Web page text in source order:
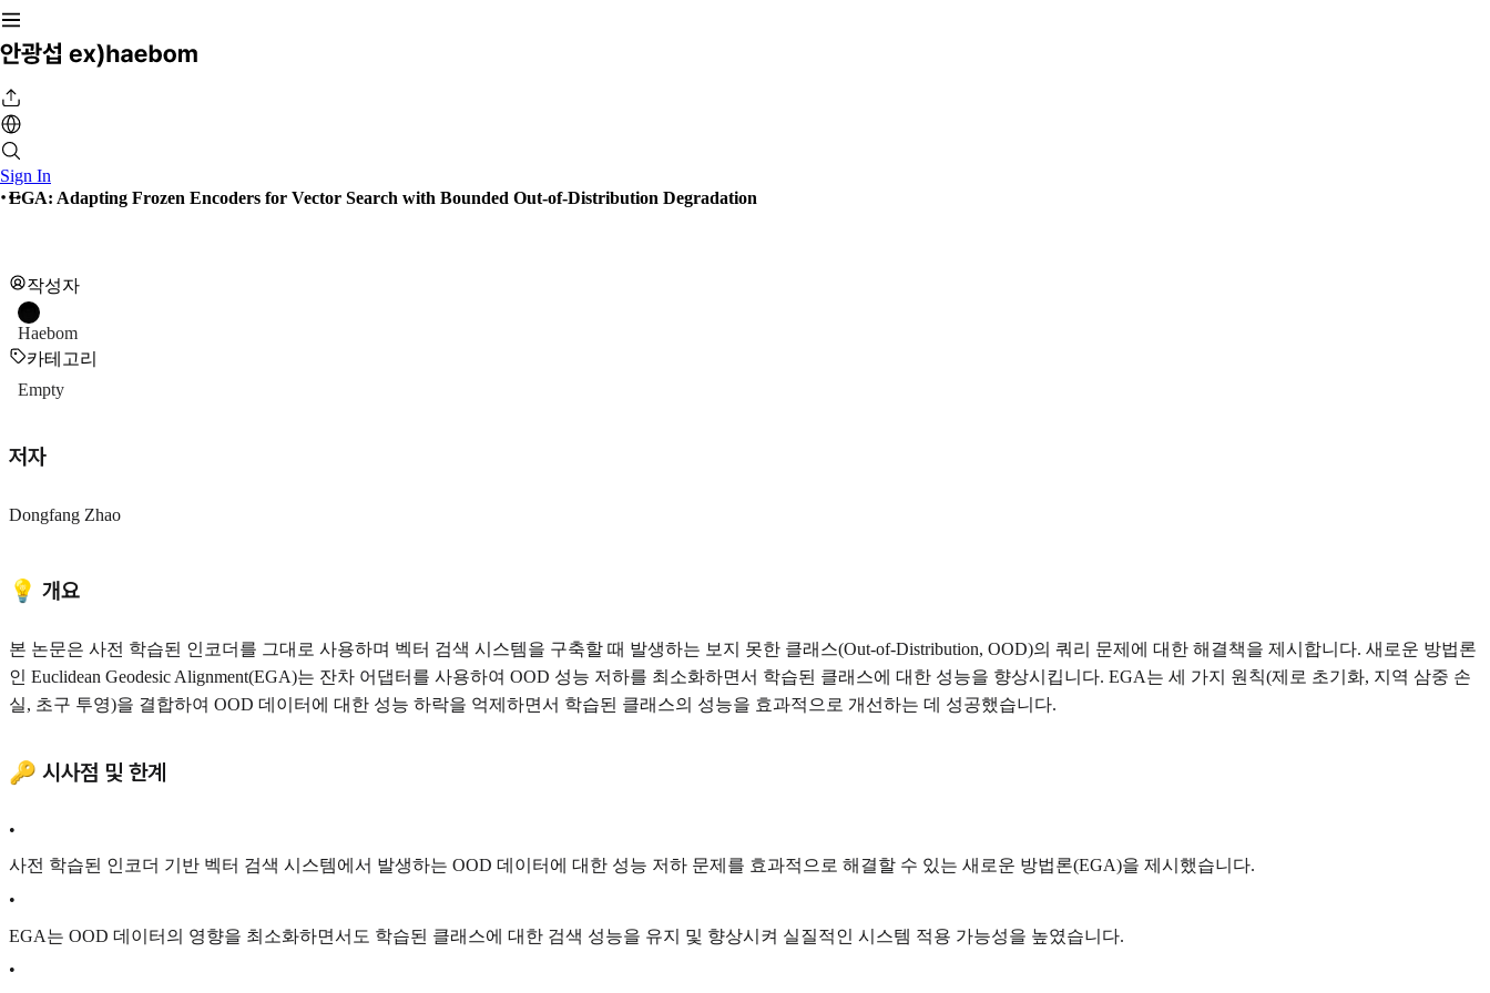
Sign In
EGA: Adapting Frozen Encoders for Vector Search with Bounded Out-of-Distribution Degradation
작성자
Haebom
카테고리
Empty
저자
Dongfang Zhao
💡 개요
본 논문은 사전 학습된 인코더를 그대로 사용하며 벡터 검색 시스템을 구축할 때 발생하는 보지 못한 클래스(Out-of-Distribution, OOD)의 쿼리 문제에 대한 해결책을 제시합니다. 새로운 방법론
인 Euclidean Geodesic Alignment(EGA)는 잔차 어댑터를 사용하여 OOD 성능 저하를 최소화하면서 학습된 클래스에 대한 성능을 향상시킵니다. EGA는 세 가지 원칙(제로 초기화, 지역 삼중 손
실, 초구 투영)을 결합하여 OOD 데이터에 대한 성능 하락을 억제하면서 학습된 클래스의 성능을 효과적으로 개선하는 데 성공했습니다.
🔑 시사점 및 한계
•
사전 학습된 인코더 기반 벡터 검색 시스템에서 발생하는 OOD 데이터에 대한 성능 저하 문제를 효과적으로 해결할 수 있는 새로운 방법론(EGA)을 제시했습니다.
•
EGA는 OOD 데이터의 영향을 최소화하면서도 학습된 클래스에 대한 검색 성능을 유지 및 향상시켜 실질적인 시스템 적용 가능성을 높였습니다.
•